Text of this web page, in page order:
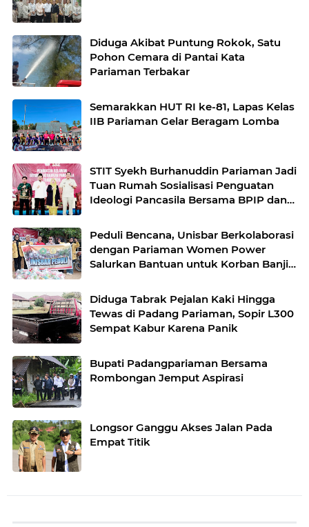
Diduga Akibat Puntung Rokok, Satu
Pohon Cemara di Pantai Kata
Pariaman Terbakar
Semarakkan HUT RI ke-81, Lapas Kelas
IIB Pariaman Gelar Beragam Lomba
STIT Syekh Burhanuddin Pariaman Jadi
Tuan Rumah Sosialisasi Penguatan
Ideologi Pancasila Bersama BPIP dan
Peduli Bencana, Unisbar Berkolaborasi
dengan Pariaman Women Power
Salurkan Bantuan untuk Korban Banjir
Diduga Tabrak Pejalan Kaki Hingga
Tewas di Padang Pariaman, Sopir L300
Sempat Kabur Karena Panik
Bupati Padangpariaman Bersama
Rombongan Jemput Aspirasi
Longsor Ganggu Akses Jalan Pada
Empat Titik